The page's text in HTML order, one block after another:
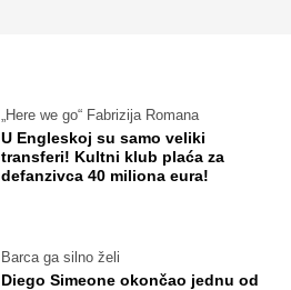
„Here we go“ Fabrizija Romana
U Engleskoj su samo veliki
transferi! Kultni klub plaća za
defanzivca 40 miliona eura!
Barca ga silno želi
Diego Simeone okončao jednu od